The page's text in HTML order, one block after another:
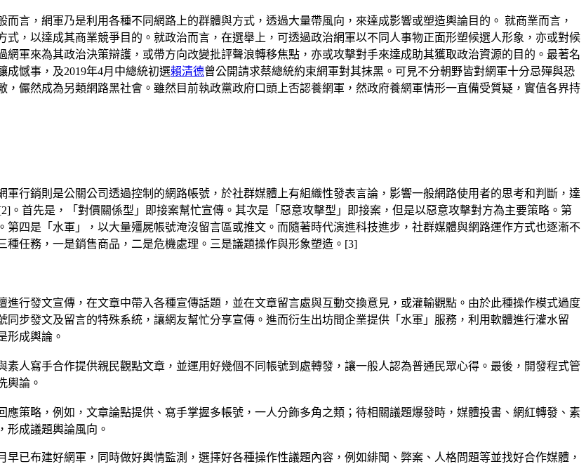
言，網軍乃是利用各種不同網路上的群體與方式，透過大量帶風向，來達成影響或塑造輿論目的。 就商業而言，
，以達成其商業競爭目的。就政治而言，在選舉上，可透過政治網軍以不同人事物正面形塑候選人形象，亦或對候
軍來為其政治決策辯護，或帶方向改變批評聲浪轉移焦點，亦或攻擊對手來達成助其獲取政治資源的目的。最著名
成憾事，及2019年4月中總統初選賴清德曾公開請求蔡總統約束網軍對其抹黑。可見不分朝野皆對網軍十分忌殫與恐
儼然成為另類網路黑社會。雖然目前執政黨政府口頭上否認養網軍，然政府養網軍情形一直備受質疑，實值各界持
行銷則是公關公司透過控制的網路帳號，於社群媒體上有組織性發表言論，影響一般網路使用者的思考和判斷，達
首先是，「對價關係型」即接案幫忙宣傳。其次是「惡意攻擊型」即接案，但是以惡意攻擊對方為主要策略。第
四是「水軍」，以大量殭屍帳號淹沒留言區或推文。而隨著時代演進科技進步，社群媒體與網路運作方式也逐漸不
任務，一是銷售商品，二是危機處理。三是議題操作與形象塑造。[3]
行發文宣傳，在文章中帶入各種宣傳話題，並在文章留言處與互動交換意見，或灌輸觀點。由於此種操作模式過度
步發文及留言的特殊系統，讓網友幫忙分享宣傳。進而衍生出坊間企業提供「水軍」服務，利用軟體進行灌水留
形成輿論。
人寫手合作提供親民觀點文章，並運用好幾個不同帳號到處轉發，讓一般人認為普通民眾心得。最後，開發程式管
輿論。
策略，例如，文章論點提供、寫手掌握多帳號，一人分飾多角之類；待相關議題爆發時，媒體投書、網紅轉發、素
形成議題輿論風向。
已布建好網軍，同時做好輿情監測，選擇好各種操作性議題內容，例如緋聞、弊案、人格問題等並找好合作媒體，